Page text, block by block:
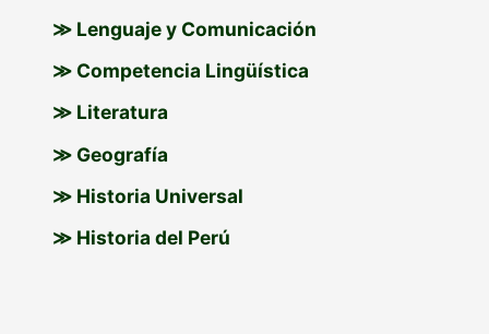
≫ Lenguaje y Comunicación
≫ Competencia Lingüística
≫ Literatura
≫ Geografía
≫ Historia Universal
≫ Historia del Perú